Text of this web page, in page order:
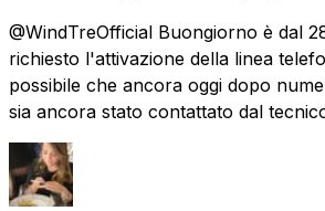
@WindTreOfficial Buongiorno è dal
richiesto l'attivazione della linea
possibile che ancora oggi dopo
sia ancora stato contattato dal